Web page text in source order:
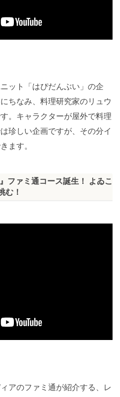
ット「はぴだんぶい」の企
ちなみ、料理研究家のリュウ
。キャラクターが屋外で料理
珍しい企画ですが、その分イ
ます。
ファミ通コース誕生！ よゐこ
む！
アのファミ通が紹介する、レ